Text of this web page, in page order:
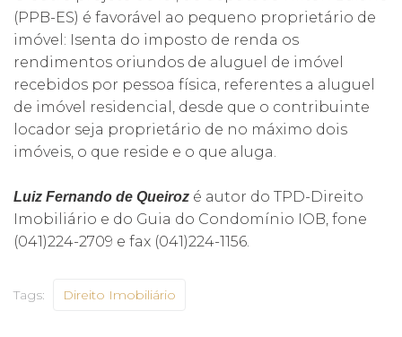
(PPB-ES) é favorável ao pequeno proprietário de
imóvel: Isenta do imposto de renda os
rendimentos oriundos de aluguel de imóvel
recebidos por pessoa física, referentes a aluguel
de imóvel residencial, desde que o contribuinte
locador seja proprietário de no máximo dois
imóveis, o que reside e o que aluga.
Luiz Fernando de Queiroz é autor do TPD-Direito
Imobiliário e do Guia do Condomínio IOB, fone
(041)224-2709 e fax (041)224-1156.
Tags: Direito Imobiliário